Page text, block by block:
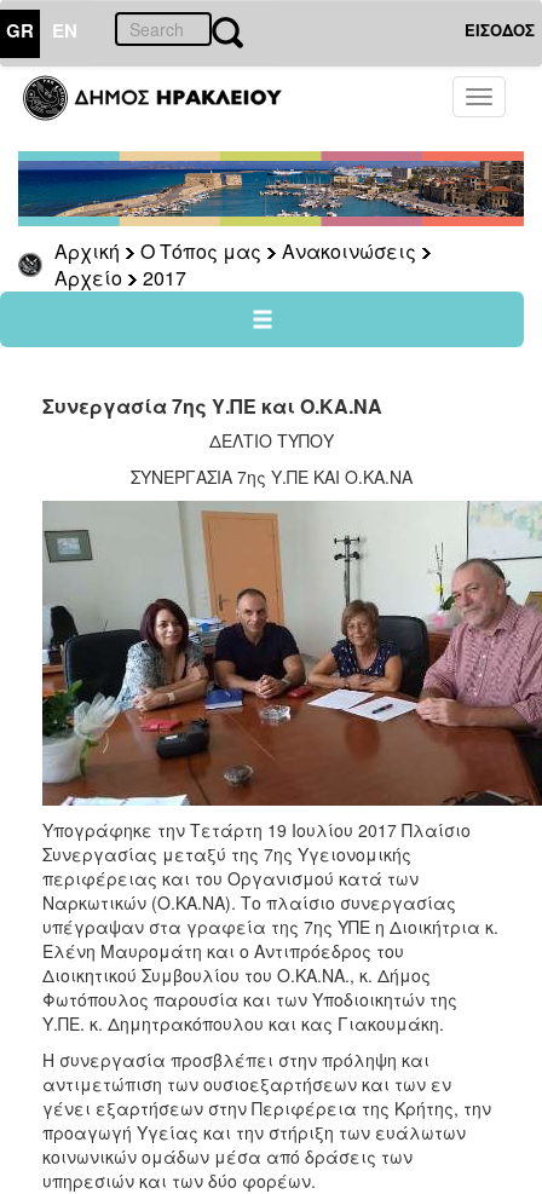
GR EN ΕΙΣΟΔΟΣ
Toggle
Αρχική Ο Τόπος μας
Ανακοινώσεις
Αρχείο
2017
ΤΟΠΟΣ
ΜΑΣ
Ανακοινώσεις
Αρχείο
2026
2025
2020
2019
2015
2012
2011
ΔΗΜΟΣ
ΠΟΛΙΤΙΣΜΟΣ
ΑΝΘΕΚΤΙΚΗ
ΠΟΛΗ
Συνεργασία 7ης Υ.ΠΕ και Ο.ΚΑ.ΝΑ
ΔΕΛΤΙΟ ΤΥΠΟΥ
ΣΥΝΕΡΓΑΣΙΑ 7ης Υ.ΠΕ ΚΑΙ Ο.ΚΑ.ΝΑ
Υπογράφηκε την Τετάρτη 19 Ιουλίου 2017 Πλαίσιο
Συνεργασίας μεταξύ της 7ης Υγειονομικής
περιφέρειας και του Οργανισμού κατά των
Ναρκωτικών (Ο.ΚΑ.ΝΑ). Το πλαίσιο συνεργασίας
υπέγραψαν στα γραφεία της 7ης ΥΠΕ η Διοικήτρια κ.
Ελένη Μαυρομάτη και ο Αντιπρόεδρος του
Διοικητικού Συμβουλίου του Ο.ΚΑ.ΝΑ., κ. Δήμος
Φωτόπουλος παρουσία και των Υποδιοικητών της
Υ.ΠΕ. κ. Δημητρακόπουλου και κας Γιακουμάκη.
Η συνεργασία προσβλέπει στην πρόληψη και
αντιμετώπιση των ουσιοεξαρτήσεων και των εν
γένει εξαρτήσεων στην Περιφέρεια της Κρήτης, την
προαγωγή Υγείας και την στήριξη των ευάλωτων
κοινωνικών ομάδων μέσα από δράσεις των
υπηρεσιών και των δύο φορέων.